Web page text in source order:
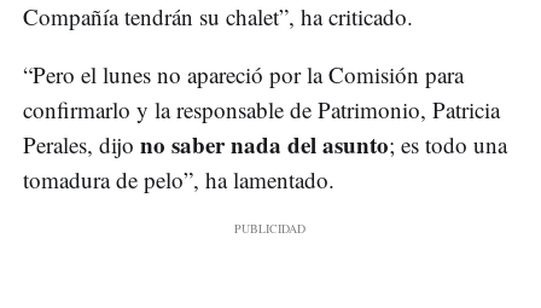
Compañía tendrán su chalet”, ha criticado.
“Pero el lunes no apareció por la Comisión para
confirmarlo y la responsable de Patrimonio, Patricia
Perales, dijo no saber nada del asunto; es todo una
tomadura de pelo”, ha lamentado.